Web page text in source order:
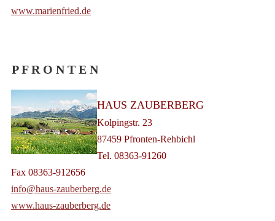
www.marienfried.de
P F R O N T E N
HAUS ZAUBERBERG
Kolpingstr. 23
87459 Pfronten-Rehbichl
Tel. 08363-91260
Fax 08363-912656
info@haus-zauberberg.de
www.haus-zauberberg.de